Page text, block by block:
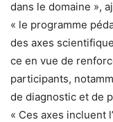
dans le domaine »,
« le programme
des axes
ce en vue de
participants,
de diagnostic et de
« Ces axes incluent